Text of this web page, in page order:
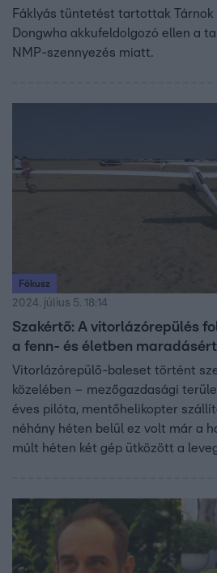
Fáklyás tüntetést tartottak Tárnok
Dongwha akkufeldolgozó ellen a
NMP-szennyezés miatt.
Fókusz
2024. július 5. 18:14
Szakértő: A vitorlázórepülés
a fenn- és életben maradásért
Vitorlázórepülő-baleset történt
közelében – mezőgazdasági
éves pilóta, mentőhelikopter
néhány héten belül ez volt már a
múlt héten két gép ütközött a
repülője. De hogyan vezethetett
egy ilyen repülőgépet, és hogyan
A Fókuszban Madas László
szakértővel és oktatóval erről